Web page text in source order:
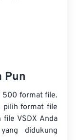
Pun
500 format file.
pilih format file
VSDX Anda
didukung